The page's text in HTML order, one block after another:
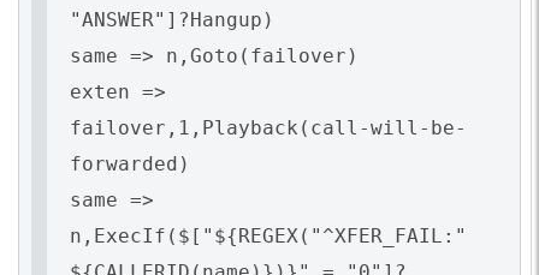
"ANSWER"]?Hangup)
same => n,Goto(failover)
exten =>
failover,1,Playback(call-will-be-
forwarded)
same =>
n,ExecIf($["${REGEX("^XFER_FAIL:"